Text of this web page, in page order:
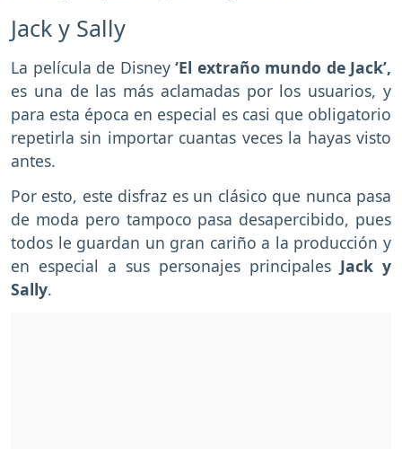
Jack y Sally
La película de Disney ‘El extraño mundo de Jack’,
es una de las más aclamadas por los usuarios, y
para esta época en especial es casi que obligatorio
repetirla sin importar cuantas veces la hayas visto
antes.
Por esto, este disfraz es un clásico que nunca pasa
de moda pero tampoco pasa desapercibido, pues
todos le guardan un gran cariño a la producción y
en especial a sus personajes principales Jack y
Sally.